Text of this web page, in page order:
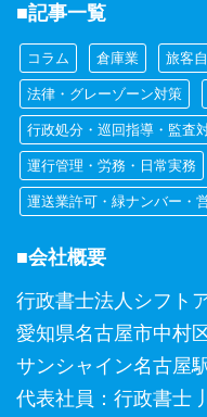
■記事一覧
コラム 倉庫業 旅客
法律・グレーゾーン対策
行政処分・巡回指導・監査
運行管理・労務・日常実務
運送業許可・緑ナンバー・
■会社概要
行政書士法人シフト
愛知県名古屋市中村
サンシャイン名古屋
代表社員：行政書士